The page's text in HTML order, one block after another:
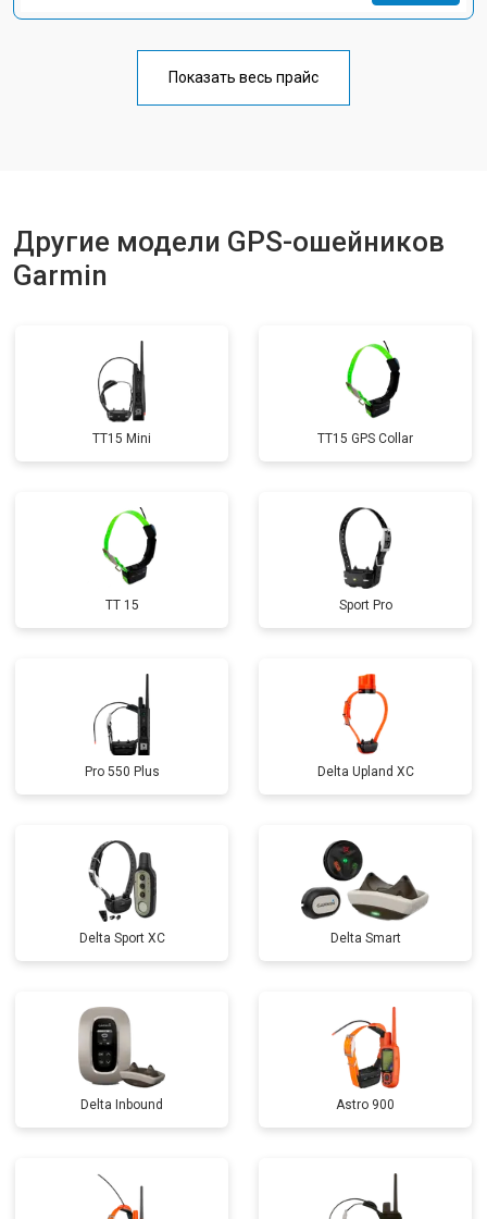
Показать весь прайс
Другие модели GPS-ошейников
Garmin
TT15 Mini TT15 GPS Collar
TT 15 Sport Pro
Pro 550 Plus Delta Upland XC
Delta Sport XC Delta Smart
Delta Inbound Astro 900